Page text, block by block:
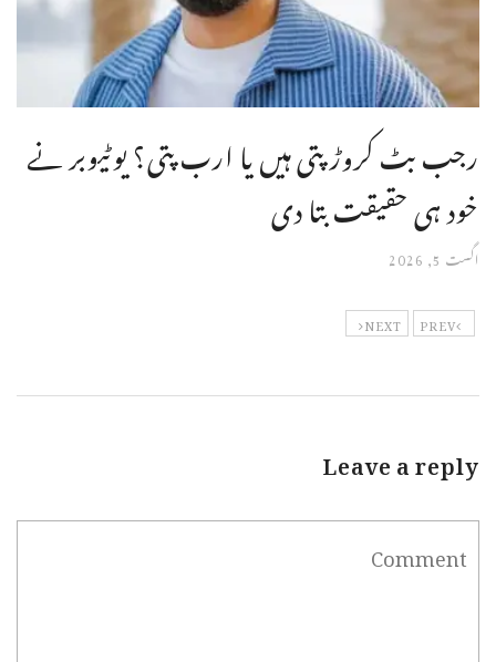
رجب بٹ کروڑ پتی ہیں یا ارب پتی؟ یوٹیوبر نے
خود ہی حقیقت بتا دی
اگست 5, 2026
PREV
NEXT
Leave a reply